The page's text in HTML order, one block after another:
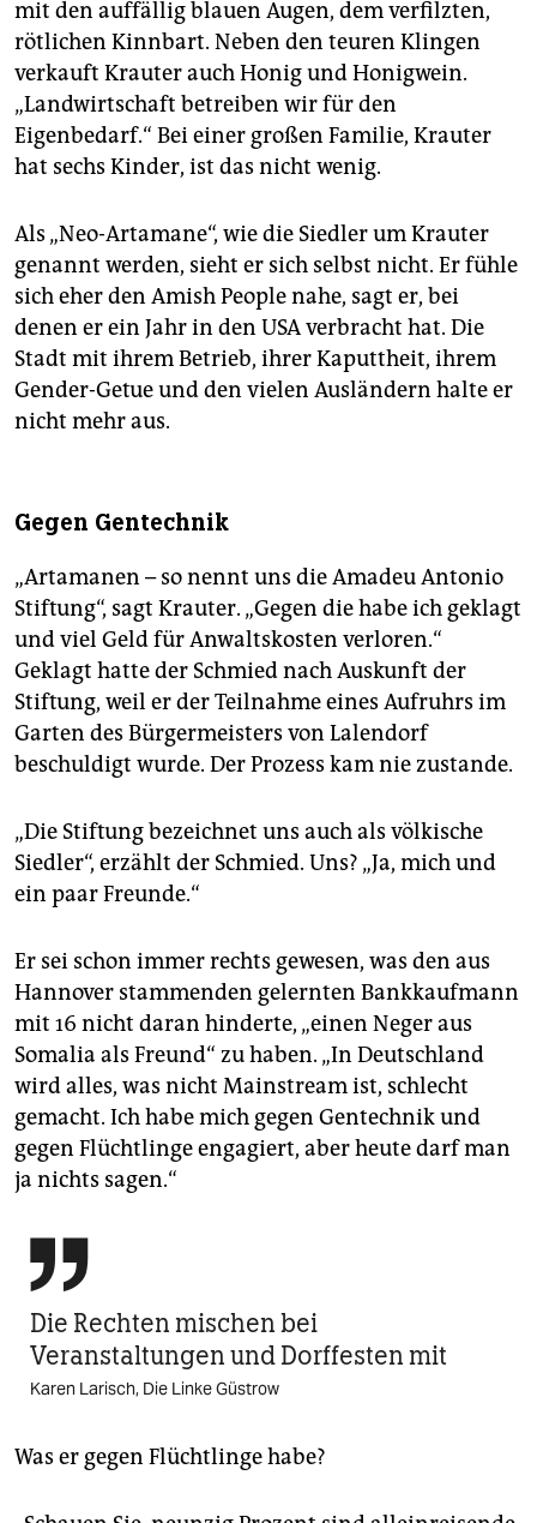
mit den auffällig blauen Augen, dem verfilzten,
rötlichen Kinnbart. Neben den teuren Klingen
verkauft Krauter auch Honig und Honigwein.
„Landwirtschaft betreiben wir für den
Eigenbedarf.“ Bei einer großen Familie, Krauter
hat sechs Kinder, ist das nicht wenig.
Als „Neo-Artamane“, wie die Siedler um Krauter
genannt werden, sieht er sich selbst nicht. Er fühle
sich eher den Amish People nahe, sagt er, bei
denen er ein Jahr in den USA verbracht hat. Die
Stadt mit ihrem Betrieb, ihrer Kaputtheit, ihrem
Gender-Getue und den vielen Ausländern halte er
nicht mehr aus.
Gegen Gentechnik
„Artamanen – so nennt uns die Amadeu Antonio
Stiftung“, sagt Krauter. „Gegen die habe ich geklagt
und viel Geld für Anwaltskosten verloren.“
Geklagt hatte der Schmied nach Auskunft der
Stiftung, weil er der Teilnahme eines Aufruhrs im
Garten des Bürgermeisters von Lalendorf
beschuldigt wurde. Der Prozess kam nie zustande.
„Die Stiftung bezeichnet uns auch als völkische
Siedler“, erzählt der Schmied. Uns? „Ja, mich und
ein paar Freunde.“
Er sei schon immer rechts gewesen, was den aus
Hannover stammenden gelernten Bankkaufmann
mit 16 nicht daran hinderte, „einen Neger aus
Somalia als Freund“ zu haben. „In Deutschland
wird alles, was nicht Mainstream ist, schlecht
gemacht. Ich habe mich gegen Gentechnik und
gegen Flüchtlinge engagiert, aber heute darf man
ja nichts sagen.“

Die Rechten mischen bei
Veranstaltungen und Dorffesten mit
Karen Larisch, Die Linke Güstrow
Was er gegen Flüchtlinge habe?